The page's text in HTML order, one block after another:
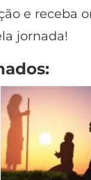
e receba
jornada!